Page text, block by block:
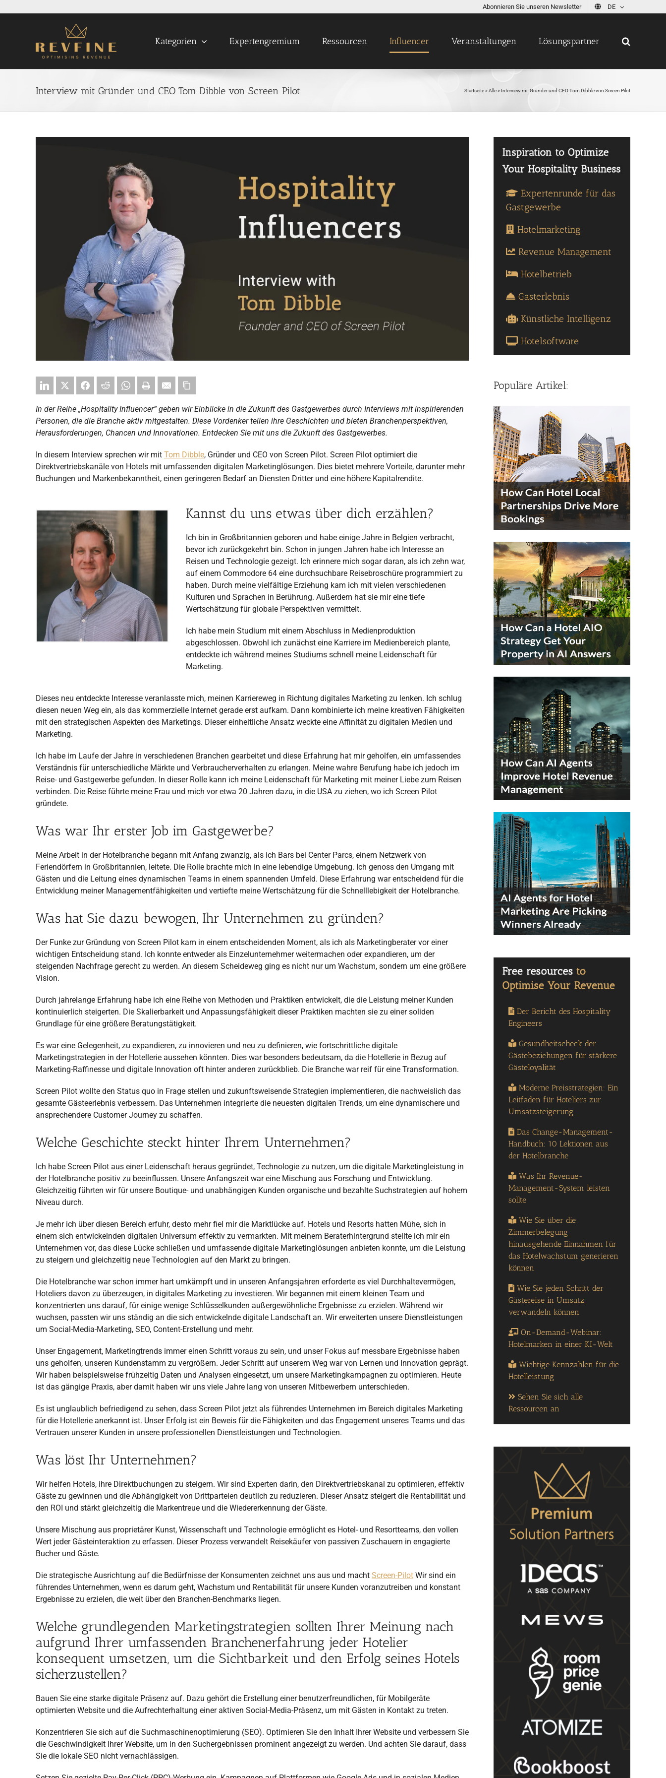
Abonnieren Sie unseren Newsletter DE
Kategorien Expertengremium Ressourcen Influencer Veranstaltungen Lösungspartner
Interview mit Gründer und CEO Tom Dibble von Screen Pilot Startseite» Alle» Interview mit Gründer und CEO Tom Dibble von Screen Pilot
In der Reihe „Hospitality Influencer“ geben wir Einblicke in die Zukunft des Gastgewerbes durch Interviews mit inspirierenden
Personen, die die Branche aktiv mitgestalten. Diese Vordenker teilen ihre Geschichten und bieten Branchenperspektiven,
Herausforderungen, Chancen und Innovationen. Entdecken Sie mit uns die Zukunft des Gastgewerbes.
In diesem Interview sprechen wir mit Tom Dibble, Gründer und CEO von Screen Pilot. Screen Pilot optimiert die
Direktvertriebskanäle von Hotels mit umfassenden digitalen Marketinglösungen. Dies bietet mehrere Vorteile, darunter mehr
Buchungen und Markenbekanntheit, einen geringeren Bedarf an Diensten Dritter und eine höhere Kapitalrendite.
Kannst du uns etwas über dich erzählen?
Ich bin in Großbritannien geboren und habe einige Jahre in Belgien verbracht,
bevor ich zurückgekehrt bin. Schon in jungen Jahren habe ich Interesse an
Reisen und Technologie gezeigt. Ich erinnere mich sogar daran, als ich zehn war,
auf einem Commodore 64 eine durchsuchbare Reisebroschüre programmiert zu
haben. Durch meine vielfältige Erziehung kam ich mit vielen verschiedenen
Kulturen und Sprachen in Berührung. Außerdem hat sie mir eine tiefe
Wertschätzung für globale Perspektiven vermittelt.
Ich habe mein Studium mit einem Abschluss in Medienproduktion
abgeschlossen. Obwohl ich zunächst eine Karriere im Medienbereich plante,
entdeckte ich während meines Studiums schnell meine Leidenschaft für
Marketing.
Dieses neu entdeckte Interesse veranlasste mich, meinen Karriereweg in Richtung digitales Marketing zu lenken. Ich schlug
diesen neuen Weg ein, als das kommerzielle Internet gerade erst aufkam. Dann kombinierte ich meine kreativen Fähigkeiten
mit den strategischen Aspekten des Marketings. Dieser einheitliche Ansatz weckte eine Affinität zu digitalen Medien und
Marketing.
Ich habe im Laufe der Jahre in verschiedenen Branchen gearbeitet und diese Erfahrung hat mir geholfen, ein umfassendes
Verständnis für unterschiedliche Märkte und Verbraucherverhalten zu erlangen. Meine wahre Berufung habe ich jedoch im
Reise- und Gastgewerbe gefunden. In dieser Rolle kann ich meine Leidenschaft für Marketing mit meiner Liebe zum Reisen
verbinden. Die Reise führte meine Frau und mich vor etwa 20 Jahren dazu, in die USA zu ziehen, wo ich Screen Pilot
gründete.
Was war Ihr erster Job im Gastgewerbe?
Meine Arbeit in der Hotelbranche begann mit Anfang zwanzig, als ich Bars bei Center Parcs, einem Netzwerk von
Feriendörfern in Großbritannien, leitete. Die Rolle brachte mich in eine lebendige Umgebung. Ich genoss den Umgang mit
Gästen und die Leitung eines dynamischen Teams in einem spannenden Umfeld. Diese Erfahrung war entscheidend für die
Entwicklung meiner Managementfähigkeiten und vertiefte meine Wertschätzung für die Schnelllebigkeit der Hotelbranche.
Was hat Sie dazu bewogen, Ihr Unternehmen zu gründen?
Der Funke zur Gründung von Screen Pilot kam in einem entscheidenden Moment, als ich als Marketingberater vor einer
wichtigen Entscheidung stand. Ich konnte entweder als Einzelunternehmer weitermachen oder expandieren, um der
steigenden Nachfrage gerecht zu werden. An diesem Scheideweg ging es nicht nur um Wachstum, sondern um eine größere
Vision.
Durch jahrelange Erfahrung habe ich eine Reihe von Methoden und Praktiken entwickelt, die die Leistung meiner Kunden
kontinuierlich steigerten. Die Skalierbarkeit und Anpassungsfähigkeit dieser Praktiken machten sie zu einer soliden
Grundlage für eine größere Beratungstätigkeit.
Es war eine Gelegenheit, zu expandieren, zu innovieren und neu zu definieren, wie fortschrittliche digitale
Marketingstrategien in der Hotellerie aussehen könnten. Dies war besonders bedeutsam, da die Hotellerie in Bezug auf
Marketing-Raffinesse und digitale Innovation oft hinter anderen zurückblieb. Die Branche war reif für eine Transformation.
Screen Pilot wollte den Status quo in Frage stellen und zukunftsweisende Strategien implementieren, die nachweislich das
gesamte Gästeerlebnis verbessern. Das Unternehmen integrierte die neuesten digitalen Trends, um eine dynamischere und
ansprechendere Customer Journey zu schaffen.
Welche Geschichte steckt hinter Ihrem Unternehmen?
Ich habe Screen Pilot aus einer Leidenschaft heraus gegründet, Technologie zu nutzen, um die digitale Marketingleistung in
der Hotelbranche positiv zu beeinflussen. Unsere Anfangszeit war eine Mischung aus Forschung und Entwicklung.
Gleichzeitig führten wir für unsere Boutique- und unabhängigen Kunden organische und bezahlte Suchstrategien auf hohem
Niveau durch.
Je mehr ich über diesen Bereich erfuhr, desto mehr fiel mir die Marktlücke auf. Hotels und Resorts hatten Mühe, sich in
einem sich entwickelnden digitalen Universum effektiv zu vermarkten. Mit meinem Beraterhintergrund stellte ich mir ein
Unternehmen vor, das diese Lücke schließen und umfassende digitale Marketinglösungen anbieten konnte, um die Leistung
zu steigern und gleichzeitig neue Technologien auf den Markt zu bringen.
Die Hotelbranche war schon immer hart umkämpft und in unseren Anfangsjahren erforderte es viel Durchhaltevermögen,
Hoteliers davon zu überzeugen, in digitales Marketing zu investieren. Wir begannen mit einem kleinen Team und
konzentrierten uns darauf, für einige wenige Schlüsselkunden außergewöhnliche Ergebnisse zu erzielen. Während wir
wuchsen, passten wir uns ständig an die sich entwickelnde digitale Landschaft an. Wir erweiterten unsere Dienstleistungen
um Social-Media-Marketing, SEO, Content-Erstellung und mehr.
Unser Engagement, Marketingtrends immer einen Schritt voraus zu sein, und unser Fokus auf messbare Ergebnisse haben
uns geholfen, unseren Kundenstamm zu vergrößern. Jeder Schritt auf unserem Weg war von Lernen und Innovation geprägt.
Wir haben beispielsweise frühzeitig Daten und Analysen eingesetzt, um unsere Marketingkampagnen zu optimieren. Heute
ist das gängige Praxis, aber damit haben wir uns viele Jahre lang von unseren Mitbewerbern unterschieden.
Es ist unglaublich befriedigend zu sehen, dass Screen Pilot jetzt als führendes Unternehmen im Bereich digitales Marketing
für die Hotellerie anerkannt ist. Unser Erfolg ist ein Beweis für die Fähigkeiten und das Engagement unseres Teams und das
Vertrauen unserer Kunden in unsere professionellen Dienstleistungen und Technologien.
Was löst Ihr Unternehmen?
Wir helfen Hotels, ihre Direktbuchungen zu steigern. Wir sind Experten darin, den Direktvertriebskanal zu optimieren, effektiv
Gäste zu gewinnen und die Abhängigkeit von Drittparteien deutlich zu reduzieren. Dieser Ansatz steigert die Rentabilität und
den ROI und stärkt gleichzeitig die Markentreue und die Wiedererkennung der Gäste.
Unsere Mischung aus proprietärer Kunst, Wissenschaft und Technologie ermöglicht es Hotel- und Resortteams, den vollen
Wert jeder Gästeinteraktion zu erfassen. Dieser Prozess verwandelt Reisekäufer von passiven Zuschauern in engagierte
Bucher und Gäste.
Die strategische Ausrichtung auf die Bedürfnisse der Konsumenten zeichnet uns aus und macht Screen-PilotWir sind ein
führendes Unternehmen, wenn es darum geht, Wachstum und Rentabilität für unsere Kunden voranzutreiben und konstant
Ergebnisse zu erzielen, die weit über den Branchen-Benchmarks liegen.
Welche grundlegenden Marketingstrategien sollten Ihrer Meinung nach
aufgrund Ihrer umfassenden Branchenerfahrung jeder Hotelier
konsequent umsetzen, um die Sichtbarkeit und den Erfolg seines Hotels
sicherzustellen?
Bauen Sie eine starke digitale Präsenz auf. Dazu gehört die Erstellung einer benutzerfreundlichen, für Mobilgeräte
optimierten Website und die Aufrechterhaltung einer aktiven Social-Media-Präsenz, um mit Gästen in Kontakt zu treten.
Konzentrieren Sie sich auf die Suchmaschinenoptimierung (SEO). Optimieren Sie den Inhalt Ihrer Website und verbessern Sie
die Geschwindigkeit Ihrer Website, um in den Suchergebnissen prominent angezeigt zu werden. Und achten Sie darauf, dass
Sie die lokale SEO nicht vernachlässigen.
Expertenrunde für das
Gastgewerbe
Hotelmarketing
Revenue Management
Hotelbetrieb
Gasterlebnis
Künstliche Intelligenz
Hotelsoftware
Populäre Artikel:
Der Bericht des Hospitality
Engineers
Gesundheitscheck der
Gästebeziehungen für stärkere
Gästeloyalität
Moderne Preisstrategien: Ein
Leitfaden für Hoteliers zur
Umsatzsteigerung
Das Change-Management-
Handbuch: 10 Lektionen aus
der Hotelbranche
Was Ihr Revenue-
Management-System leisten
sollte
Wie Sie über die
Zimmerbelegung
hinausgehende Einnahmen für
das Hotelwachstum generieren
können
Wie Sie jeden Schritt der
Gästereise in Umsatz
verwandeln können
On-Demand-Webinar:
Hotelmarken in einer KI-Welt
Wichtige Kennzahlen für die
Hotelleistung
Sehen Sie sich alle
Ressourcen an